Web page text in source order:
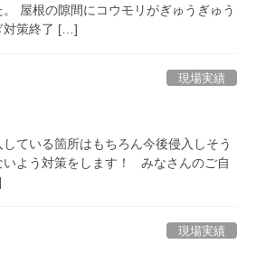
屋根の隙間にコウモリがぎゅうぎゅう
対策終了 […]
現場実績
ている箇所はもちろん今後侵入しそう
よう対策をします！ みなさんのご自
現場実績